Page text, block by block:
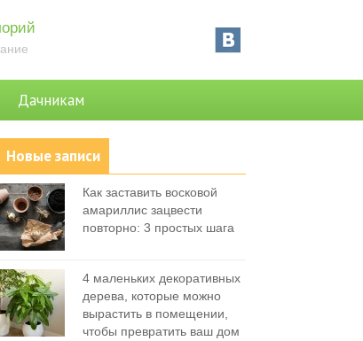
Дачникам
Новые записи
Как заставить восковой
амариллис зацвести
повторно: 3 простых шага
4 маленьких декоративных
дерева, которые можно
вырастить в помещении,
чтобы превратить ваш дом